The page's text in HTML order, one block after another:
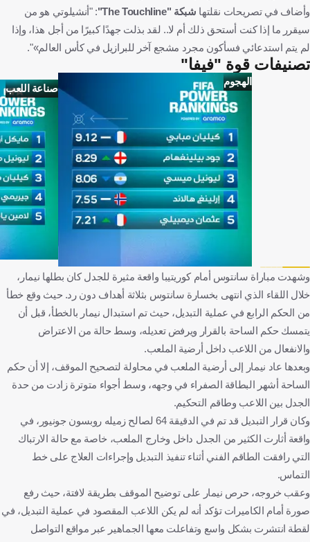
وأضاف في تصريحات نقلتها شبكة "The Touchline"
: "أنشيلوتي هو من
سيقرر ما إذا كنت أستحق ذلك أم لا.. لقد بذلت جهدًا كبيرًا من أجل هذا، وإذا
لم يتم استدعائي فسأكون مجرد مشجع آخر للبرازيل في كأس العالم»".
تصنيفات قوة "فيفا"
الهجوم
صناعة اللعب
وشهدت مباراة سانتوس أمام كوريتيبا واقعة مثيرة للجدل كان بطلها نيمار،
خلال اللقاء الذي انتهى بخسارة سانتوس بثلاثة أهداف دون رد. حيث وقع خطأ
من الحكم الرابع في عملية التبديل، حيث تم استبدال نيمار بالخطأ، قبل أن
يتمسك حكم الساحة بالقرار ويرفض تعديله، وسط حالة من الاعتراض
والانفعال من اللاعب داخل أرضية الملعب.
وبعدها عاد نيمار إلى أرضية الملعب في محاولة لتصحيح الموقف، إلا أن حكم
الساحة أشهر البطاقة الصفراء في وجهه، وسط أجواء متوترة زادت من حدة
الجدل بين اللاعب وطاقم التحكيم.
وكان قرار التبديل قد تم في الدقيقة 64 لصالح زميله روبسون جونيور، في
واقعة أثارت الكثير من الجدل داخل وخارج الملعب، خاصة مع حالة الارتباك
التي رافقت الطاقم الفني أثناء تنفيذ التبديل وإجراءات العلاج على خط
التماس.
وعقب خروجه، حرص نيمار على توضيح الموقف بطريقة لافتة، حيث رفع
صورة أمام الكاميرات تؤكد أنه لم يكن اللاعب المقصود في عملية التبديل، في
لقطة انتشرت بشكل واسع وتفاعلت معها الجماهير عبر مواقع التواصل